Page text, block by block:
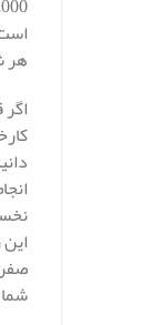
هر